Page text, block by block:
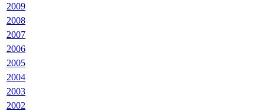
2009
2008
2007
2006
2005
2004
2003
2002